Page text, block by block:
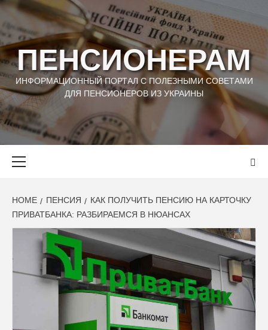
Skip
to
content
ПЕНСИОНЕРАМ
ИНФОРМАЦИОННЫЙ ПОРТАЛ С ПОЛЕЗНЫМИ СОВЕТАМИ
ДЛЯ ПЕНСИОНЕРОВ ИЗ УКРАИНЫ
HOME ПЕНСИЯ
КАК ПОЛУЧИТЬ ПЕНСИЮ НА КАРТОЧКУ
ПРИВАТБАНКА: РАЗБИРАЕМСЯ В НЮАНСАХ